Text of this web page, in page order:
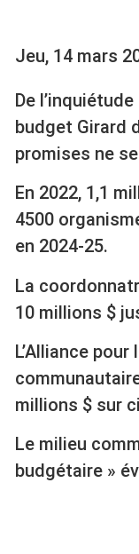
Jeu, 14 mars
De
budget Girard
promises ne
En 2022, 1,1
4500
en 2024-25.
La
10 millions $
L’Alliance
millions $ sur
Le milieu
budgétaire »